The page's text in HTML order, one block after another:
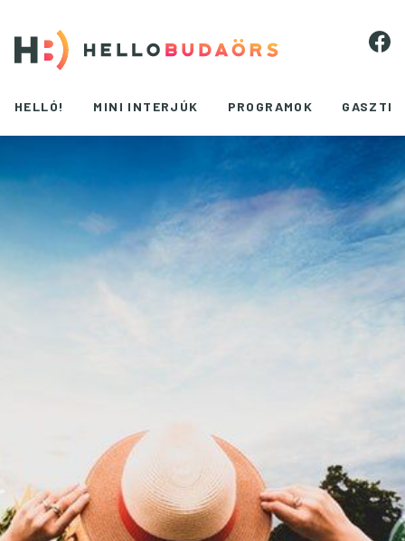
HELLÓ! MINI INTERJÚK PROGRAMOK